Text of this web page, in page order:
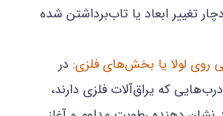
تغییر ابعاد یا تاب‌برداشتن شده
روی لولا یا بخش‌های فلزی: در
که یراق‌آلات فلزی دارند،